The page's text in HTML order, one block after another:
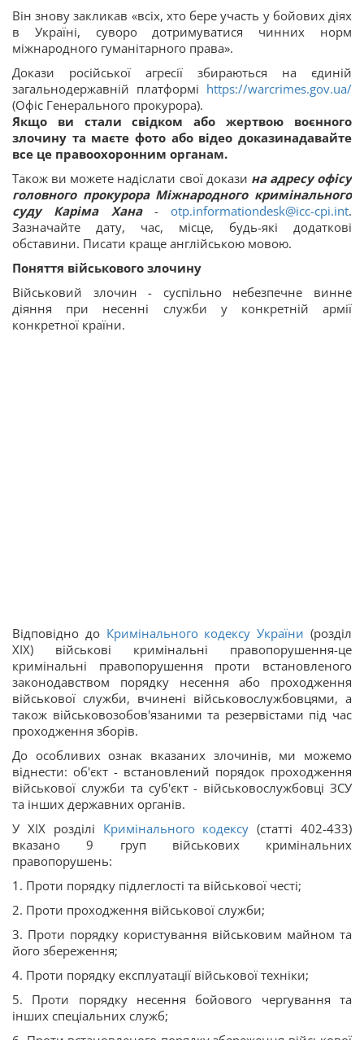
Він знову закликав «всіх, хто бере участь у бойових діях
в Україні, суворо дотримуватися чинних норм
міжнародного гуманітарного права».
Докази російської агресії збираються на єдиній
загальнодержавній платформі https://warcrimes.gov.ua/
(Офіс Генерального прокурора).
Якщо ви стали свідком або жертвою воєнного
злочину та маєте фото або відео доказинадавайте
все це правоохоронним органам.
Також ви можете надіслати свої докази на адресу офісу
головного прокурора Міжнародного кримінального
суду Каріма Хана- otp.informationdesk@icc-cpi.int.
Зазначайте дату, час, місце, будь-які додаткові
обставини. Писати краще англійською мовою.
Поняття військового злочину
Військовий злочин - суспільно небезпечне винне
діяння при несенні служби у конкретній армії
конкретної країни.
Відповідно до Кримінального кодексу України (розділ
XIX) військові кримінальні правопорушення-це
кримінальні правопорушення проти встановленого
законодавством порядку несення або проходження
військової служби, вчинені військовослужбовцями, а
також військовозобов'язаними та резервістами під час
проходження зборів.
До особливих ознак вказаних злочинів, ми можемо
віднести: об'єкт - встановлений порядок проходження
військової служби та суб'єкт - військовослужбовці ЗСУ
та інших державних органів.
У ХІХ розділі Кримінального кодексу (статті 402-433)
вказано 9 груп військових кримінальних
правопорушень:
1. Проти порядку підлеглості та військової честі;
2. Проти проходження військової служби;
3. Проти порядку користування військовим майном та
його збереження;
4. Проти порядку експлуатації військової техніки;
5. Проти порядку несення бойового чергування та
інших спеціальних служб;